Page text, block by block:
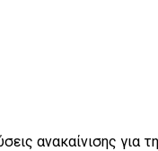
ανακαίνισης για